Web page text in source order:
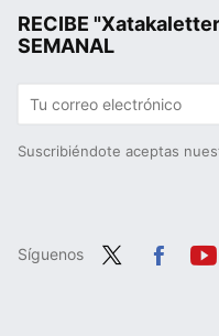
RECIBE
SEMANAL
Suscribiéndote aceptas
Síguenos